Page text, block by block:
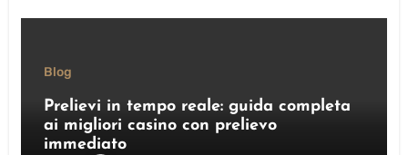
Blog
Prelievi in tempo reale: guida completa
ai migliori casino con prelievo
immediato